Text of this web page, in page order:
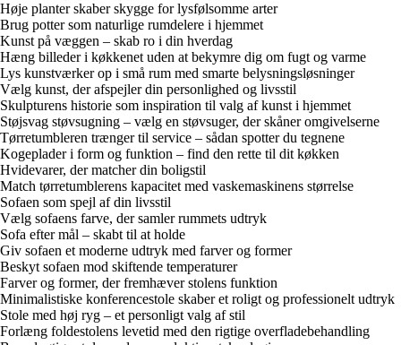
Høje planter skaber skygge for lysfølsomme arter
Brug potter som naturlige rumdelere i hjemmet
Kunst på væggen – skab ro i din hverdag
Hæng billeder i køkkenet uden at bekymre dig om fugt og varme
Lys kunstværker op i små rum med smarte belysningsløsninger
Vælg kunst, der afspejler din personlighed og livsstil
Skulpturens historie som inspiration til valg af kunst i hjemmet
Støjsvag støvsugning – vælg en støvsuger, der skåner omgivelserne
Tørretumbleren trænger til service – sådan spotter du tegnene
Kogeplader i form og funktion – find den rette til dit køkken
Hvidevarer, der matcher din boligstil
Match tørretumblerens kapacitet med vaskemaskinens størrelse
Sofaen som spejl af din livsstil
Vælg sofaens farve, der samler rummets udtryk
Sofa efter mål – skabt til at holde
Giv sofaen et moderne udtryk med farver og former
Beskyt sofaen mod skiftende temperaturer
Farver og former, der fremhæver stolens funktion
Minimalistiske konferencestole skaber et roligt og professionelt udtryk
Stole med høj ryg – et personligt valg af stil
Forlæng foldestolens levetid med den rigtige overfladebehandling